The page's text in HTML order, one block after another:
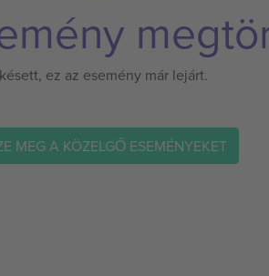
ez az esemény már lejárt.
MEG A KÖZELGŐ ESEMÉNYEKET